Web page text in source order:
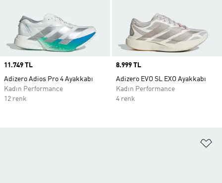
Price
11.749 TL
Adizero Adios Pro 4 Ayakkabı
Kadın Performance
12 renk
Price
8.999 TL
Adizero EVO SL EXO Ayakkabı
Kadın Performance
4 renk